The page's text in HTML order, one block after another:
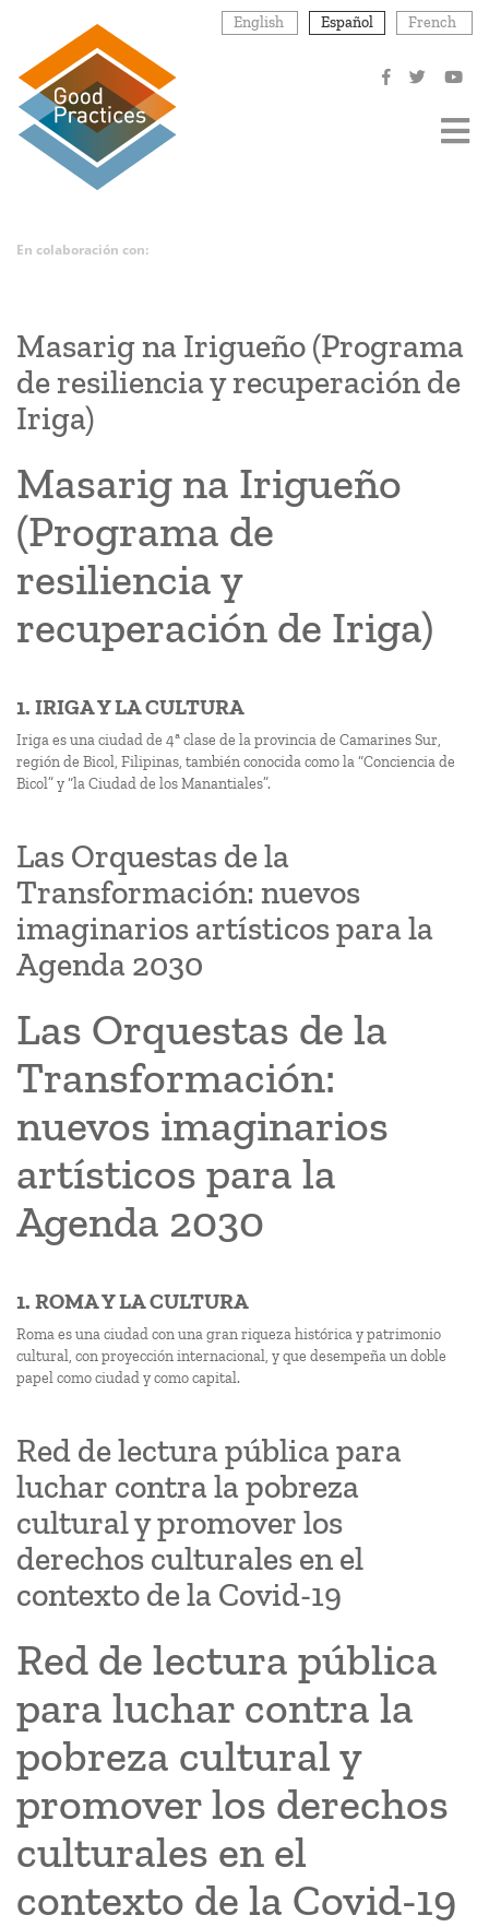
contenido
principal
English Español French
En colaboración con:
Masarig na Irigueño (Programa
de resiliencia y recuperación de
Iriga)
Masarig na Irigueño
(Programa de
resiliencia y
recuperación de Iriga)
1. IRIGA Y LA CULTURA
Iriga es una ciudad de 4ª clase de la provincia de Camarines Sur,
región de Bicol, Filipinas, también conocida como la “Conciencia de
Bicol” y “la Ciudad de los Manantiales”.
Las Orquestas de la
Transformación: nuevos
imaginarios artísticos para la
Agenda 2030
Las Orquestas de la
Transformación:
nuevos imaginarios
artísticos para la
Agenda 2030
1. ROMA Y LA CULTURA
Roma es una ciudad con una gran riqueza histórica y patrimonio
cultural, con proyección internacional, y que desempeña un doble
papel como ciudad y como capital.
Red de lectura pública para
luchar contra la pobreza
cultural y promover los
derechos culturales en el
contexto de la Covid-19
Red de lectura pública
para luchar contra la
pobreza cultural y
promover los derechos
culturales en el
contexto de la Covid-19